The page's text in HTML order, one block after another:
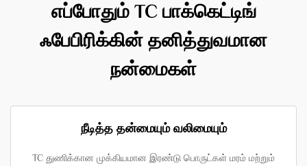
எப்போதும் TC பாக்கெட்டிங்
ஃபேபிரிக்கின் தனித்துவமான
நன்மைகள்
நீடித்த தன்மையும் வலிமையும்
TC துணிக்கான முக்கியமான இரண்டு பொருட்கள் மரம் மற்றும்